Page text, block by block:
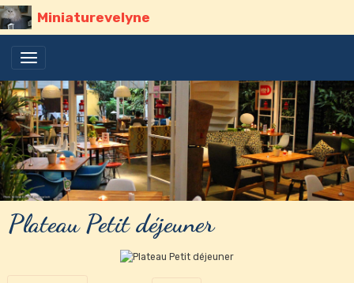
Miniaturevelyne
Plateau Petit déjeuner